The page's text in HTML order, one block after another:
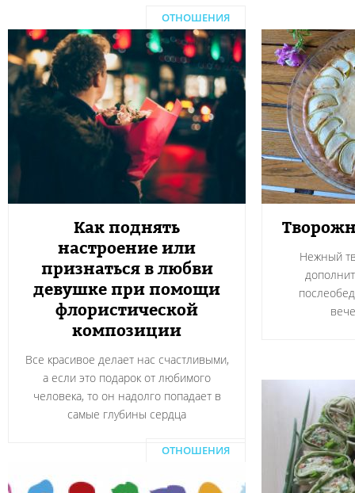
ОТНОШЕНИЯ
Как поднять
настроение или
признаться в любви
девушке при помощи
флористической
композиции
Все красивое делает нас счастливыми,
а если это подарок от любимого
человека, то он надолго попадает в
самые глубины сердца
Нежный
ОТНОШЕНИЯ